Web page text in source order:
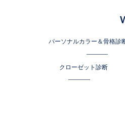
パーソナルカラー＆骨格診
クローゼット診断